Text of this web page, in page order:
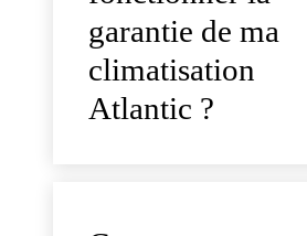
garantie de ma
climatisation
Atlantic ?